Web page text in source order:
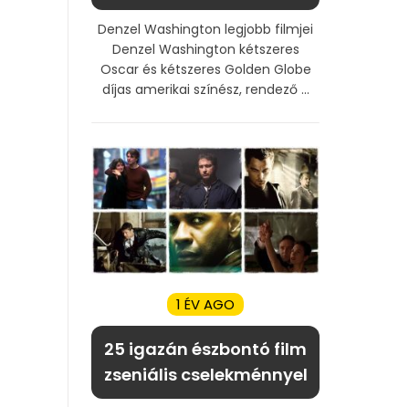
Denzel Washington legjobb filmjei
Denzel Washington kétszeres
Oscar és kétszeres Golden Globe
díjas amerikai színész, rendező ...
1 ÉV AGO
25 igazán észbontó film
zseniális cselekménnyel